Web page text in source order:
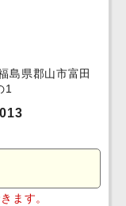
県郡山市富田
1
ます。